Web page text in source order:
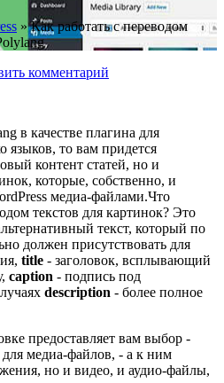
»Как работать с переводом
комментарий
в качестве плагина для
языков, то вам придется
контент статей, но и
которые, собственно, и
медиа-файлами.Что
текстов для картинок? Это
текст, который по
должен присутствовать для
title - заголовок, всплывающий
caption - подпись под
description - более полное
предоставляет вам выбор -
медиа-файлов, - а к ним
но и видео, и аудио-файлы,